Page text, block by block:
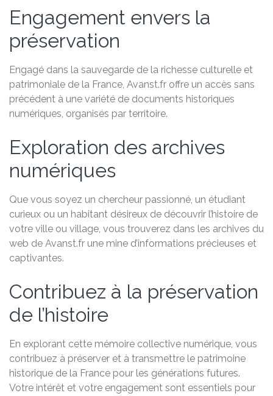
Engagement envers la
préservation
Engagé dans la sauvegarde de la richesse culturelle et
patrimoniale de la France, Avanst.fr offre un accès sans
précédent à une variété de documents historiques
numériques, organisés par territoire.
Exploration des archives
numériques
Que vous soyez un chercheur passionné, un étudiant
curieux ou un habitant désireux de découvrir l’histoire de
votre ville ou village, vous trouverez dans les archives du
web de Avanst.fr une mine d’informations précieuses et
captivantes.
Contribuez à la préservation
de l’histoire
En explorant cette mémoire collective numérique, vous
contribuez à préserver et à transmettre le patrimoine
historique de la France pour les générations futures.
Votre intérêt et votre engagement sont essentiels pour